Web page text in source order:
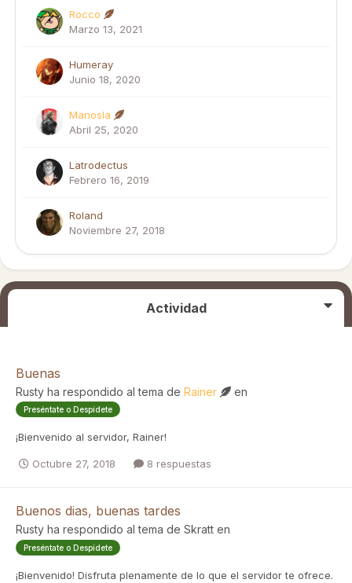
Rocco
Marzo 13, 2021
Humeray
Junio 18, 2020
Manosla
Abril 25, 2020
Latrodectus
Febrero 16, 2019
Roland
Noviembre 27, 2018
Actividad
Buenas
Rusty ha respondido al tema de Rainer en
Preséntate o Despídete
¡Bienvenido al servidor, Rainer!
Octubre 27, 2018 8 respuestas
Buenos dias, buenas tardes
Rusty ha respondido al tema de Skratt en
Preséntate o Despídete
¡Bienvenido! Disfruta plenamente de lo que el servidor te ofrece.